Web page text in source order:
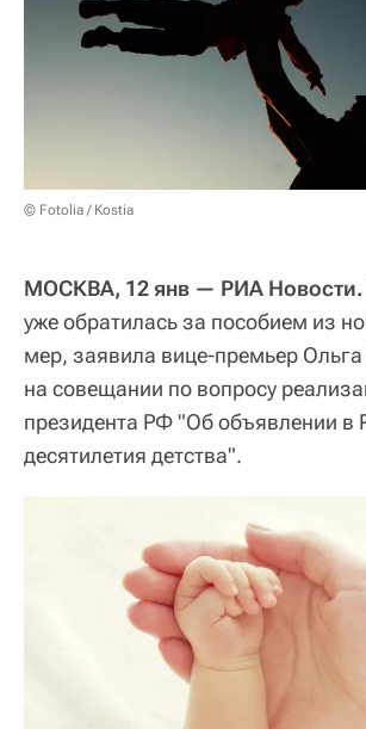
© Fotolia / Kostia
МОСКВА, 12 янв — РИА Новости.
уже обратилась за пособием из
мер, заявила вице-премьер
на совещании по вопросу
президента РФ "Об объявлении в
десятилетия детства".